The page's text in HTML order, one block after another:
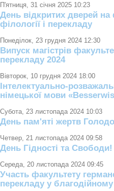
П'ятниця, 31 січня 2025 10:23
День відкритих дверей на
філології і перекладу
Понеділок, 23 грудня 2024 12:30
Випуск магістрів
перекладу 2024
Вівторок, 10 грудня 2024 18:00
Інтелектуально-
німецької мови
Субота, 23 листопада 2024 10:03
День пам'яті жертв
Четвер, 21 листопада 2024 09:58
День Гідності та Свободи!
Середа, 20 листопада 2024 09:45
Участь факультету
перекладу у